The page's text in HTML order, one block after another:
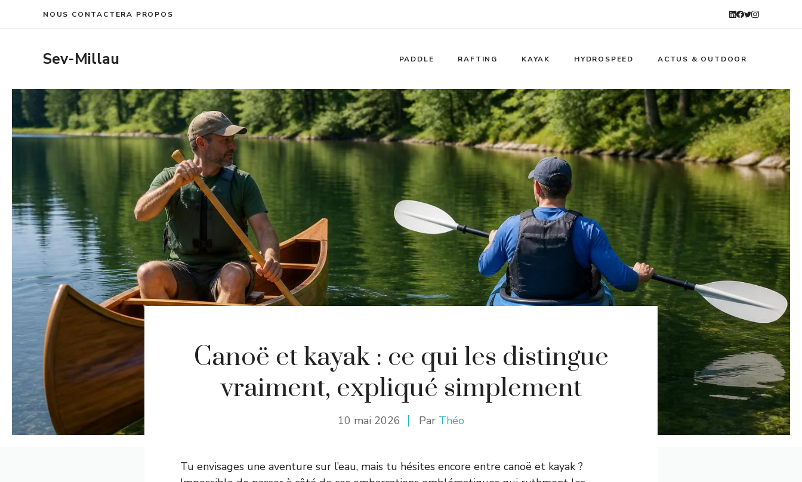
NOUS CONTACTERA PROPOS
Sev-Millau PADDLE RAFTING KAYAK HYDROSPEED ACTUS & OUTDOOR
Canoë et kayak : ce qui les distingue
vraiment, expliqué simplement
10 mai 2026 Par Théo
Tu envisages une aventure sur l’eau, mais tu hésites encore entre canoë et kayak ?